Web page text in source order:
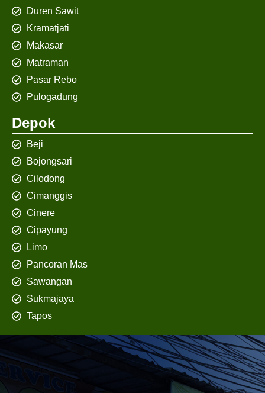
Duren Sawit
Kramatjati
Makasar
Matraman
Pasar Rebo
Pulogadung
Depok
Beji
Bojongsari
Cilodong
Cimanggis
Cinere
Cipayung
Limo
Pancoran Mas
Sawangan
Sukmajaya
Tapos